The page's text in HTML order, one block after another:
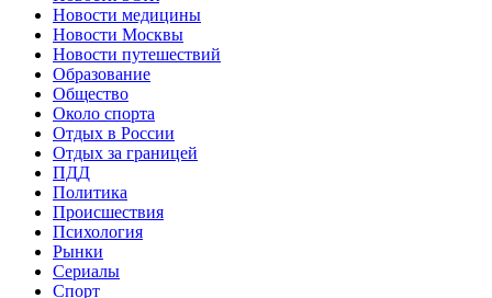
Новости медицины
Новости Москвы
Новости путешествий
Образование
Общество
Около спорта
Отдых в России
Отдых за границей
ПДД
Политика
Происшествия
Психология
Рынки
Сериалы
Спорт